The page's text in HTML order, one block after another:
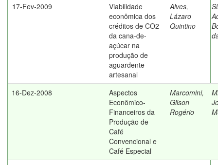
17-Fev-2009
Viabilidade
econômica dos
créditos de CO2
da cana-de-
açúcar na
produção de
aguardente
artesanal
Alves,
Lázaro
Quintino
16-Dez-2008
Aspectos
Econômico-
Financeiros da
Produção de
Café
Convencional e
Café Especial
Marcomini,
Gilson
Rogério